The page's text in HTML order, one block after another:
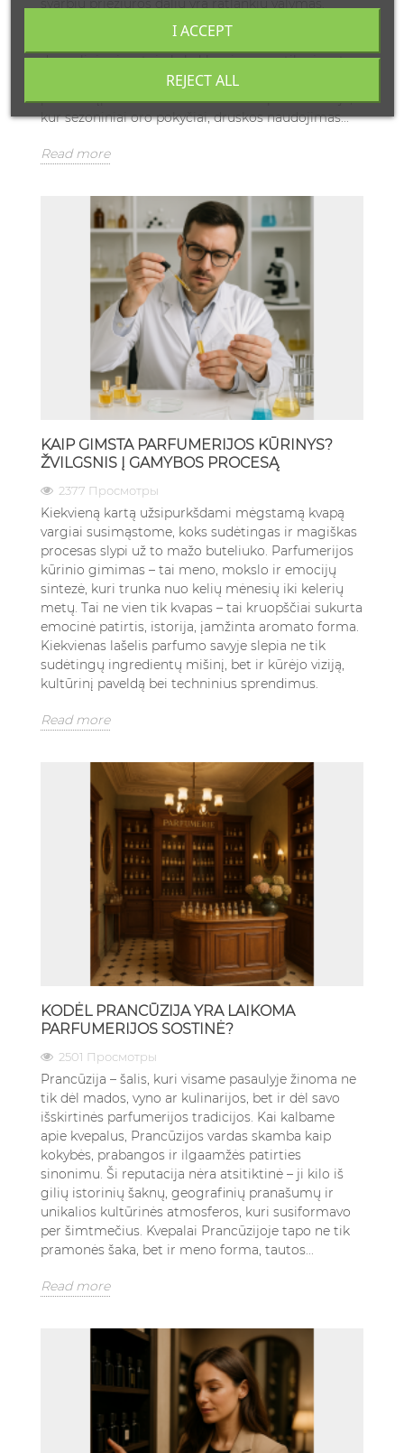
Šiandieninėje automobilių priežiūros rinkoje gausu
specializuotų ratlankių valymo priemonių, tačiau
daugeliui vairuotojų kyla klausimas: ar tikrai verta
investuoti į specialią ratlankių valymo priemonę, ar
pakanka įprasto muilo ir vandens? Ypač Lietuvoje,
kur sezoniniai oro pokyčiai, druskos naudojimas...
Read more
KAIP GIMSTA PARFUMERIJOS KŪRINYS?
ŽVILGSNIS Į GAMYBOS PROCESĄ
2377 Просмотры
Kiekvieną kartą užsipurkšdami mėgstamą kvapą
vargiai susimąstome, koks sudėtingas ir magiškas
procesas slypi už to mažo buteliuko. Parfumerijos
kūrinio gimimas – tai meno, mokslo ir emocijų
sintezė, kuri trunka nuo kelių mėnesių iki kelerių
metų. Tai ne vien tik kvapas – tai kruopščiai sukurta
emocinė patirtis, istorija, įamžinta aromato forma.
Kiekvienas lašelis parfumo savyje slepia ne tik
sudėtingų ingredientų mišinį, bet ir kūrėjo viziją,
kultūrinį paveldą bei techninius sprendimus.
Read more
KODĖL PRANCŪZIJA YRA LAIKOMA
PARFUMERIJOS SOSTINĖ?
2501 Просмотры
Prancūzija – šalis, kuri visame pasaulyje žinoma ne
tik dėl mados, vyno ar kulinarijos, bet ir dėl savo
išskirtinės parfumerijos tradicijos. Kai kalbame
apie kvepalus, Prancūzijos vardas skamba kaip
kokybės, prabangos ir ilgaamžės patirties
sinonimu. Ši reputacija nėra atsitiktinė – ji kilo iš
gilių istorinių šaknų, geografinių pranašumų ir
unikalios kultūrinės atmosferos, kuri susiformavo
per šimtmečius. Kvepalai Prancūzijoje tapo ne tik
pramonės šaka, bet ir meno forma, tautos...
Read more
REJECT ALL
I ACCEPT